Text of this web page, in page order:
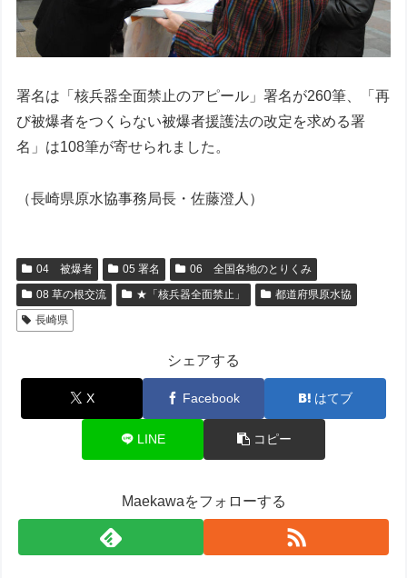
署名は「核兵器全面禁止のアピール」署名が260筆、「再
び被爆者をつくらない被爆者援護法の改定を求める署
名」は108筆が寄せられました。
（長崎県原水協事務局長・佐藤澄人）
04 被爆者 05 署名
06 全国各地のとりくみ
08 草の根交流
★「核兵器全面禁止」
都道府県原水協
長崎県
シェアする
X Facebook はてブ
LINE コピー
Maekawaをフォローする